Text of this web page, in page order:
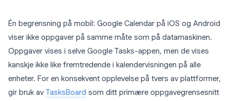
Én begrensning på mobil: Google Calendar på iOS og Android
viser ikke oppgaver på samme måte som på datamaskinen.
Oppgaver vises i selve Google Tasks-appen, men de vises
kanskje ikke like fremtredende i kalendervisningen på alle
enheter. For en konsekvent opplevelse på tvers av plattformer,
gir bruk av TasksBoard som ditt primære oppgavegrensesnitt